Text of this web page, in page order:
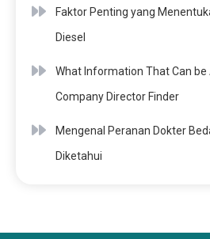
Faktor Penting yang
Diesel
What Information That Can be
Company Director Finder
Mengenal Peranan Dokter
Diketahui